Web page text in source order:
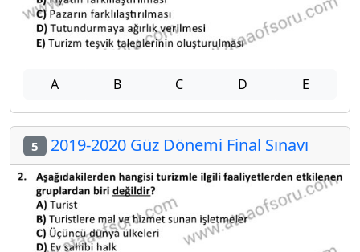
A B C D E
5 2019-2020 Güz Dönemi Final Sınavı